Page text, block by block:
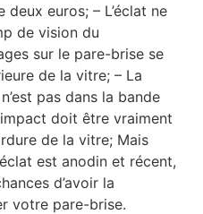
euros; – L’éclat ne
de vision du
sur le pare-brise se
de la vitre; – La
pas dans la bande
doit être vraiment
de la vitre; Mais
est anodin et récent,
d’avoir la
votre pare-brise.